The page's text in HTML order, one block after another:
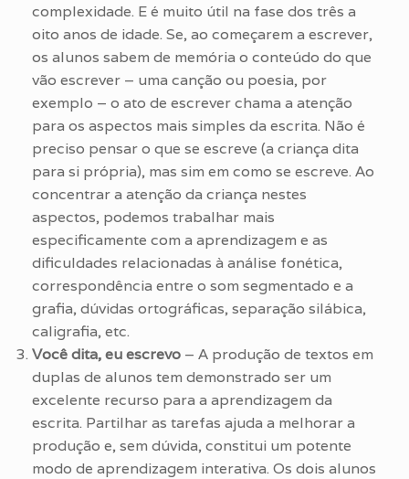
complexidade. E é muito útil na fase dos três a
oito anos de idade. Se, ao começarem a escrever,
os alunos sabem de memória o conteúdo do que
vão escrever – uma canção ou poesia, por
exemplo – o ato de escrever chama a atenção
para os aspectos mais simples da escrita. Não é
preciso pensar o que se escreve (a criança dita
para si própria), mas sim em como se escreve. Ao
concentrar a atenção da criança nestes
aspectos, podemos trabalhar mais
especificamente com a aprendizagem e as
dificuldades relacionadas à análise fonética,
correspondência entre o som segmentado e a
grafia, dúvidas ortográficas, separação silábica,
caligrafia, etc.
Você dita, eu escrevo – A produção de textos em
duplas de alunos tem demonstrado ser um
excelente recurso para a aprendizagem da
escrita. Partilhar as tarefas ajuda a melhorar a
produção e, sem dúvida, constitui um potente
modo de aprendizagem interativa. Os dois alunos